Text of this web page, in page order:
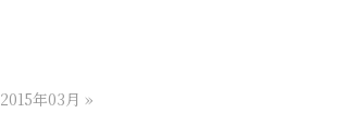
2015年03月 »